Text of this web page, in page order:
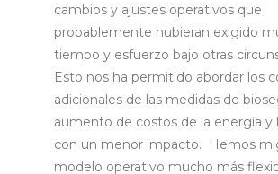
cambios y ajustes operativos que
probablemente hubieran exigido
tiempo y esfuerzo bajo otras
Esto nos ha permitido abordar los
adicionales de las medidas de
aumento de costos de la energía y
con un menor impacto. Hemos
modelo operativo mucho más